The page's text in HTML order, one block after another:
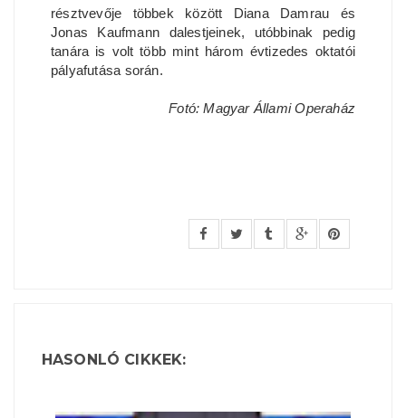
résztvevője többek között Diana Damrau és
Jonas Kaufmann dalestjeinek, utóbbinak pedig
tanára is volt több mint három évtizedes oktatói
pályafutása során.
Fotó: Magyar Állami Operaház
HASONLÓ CIKKEK: